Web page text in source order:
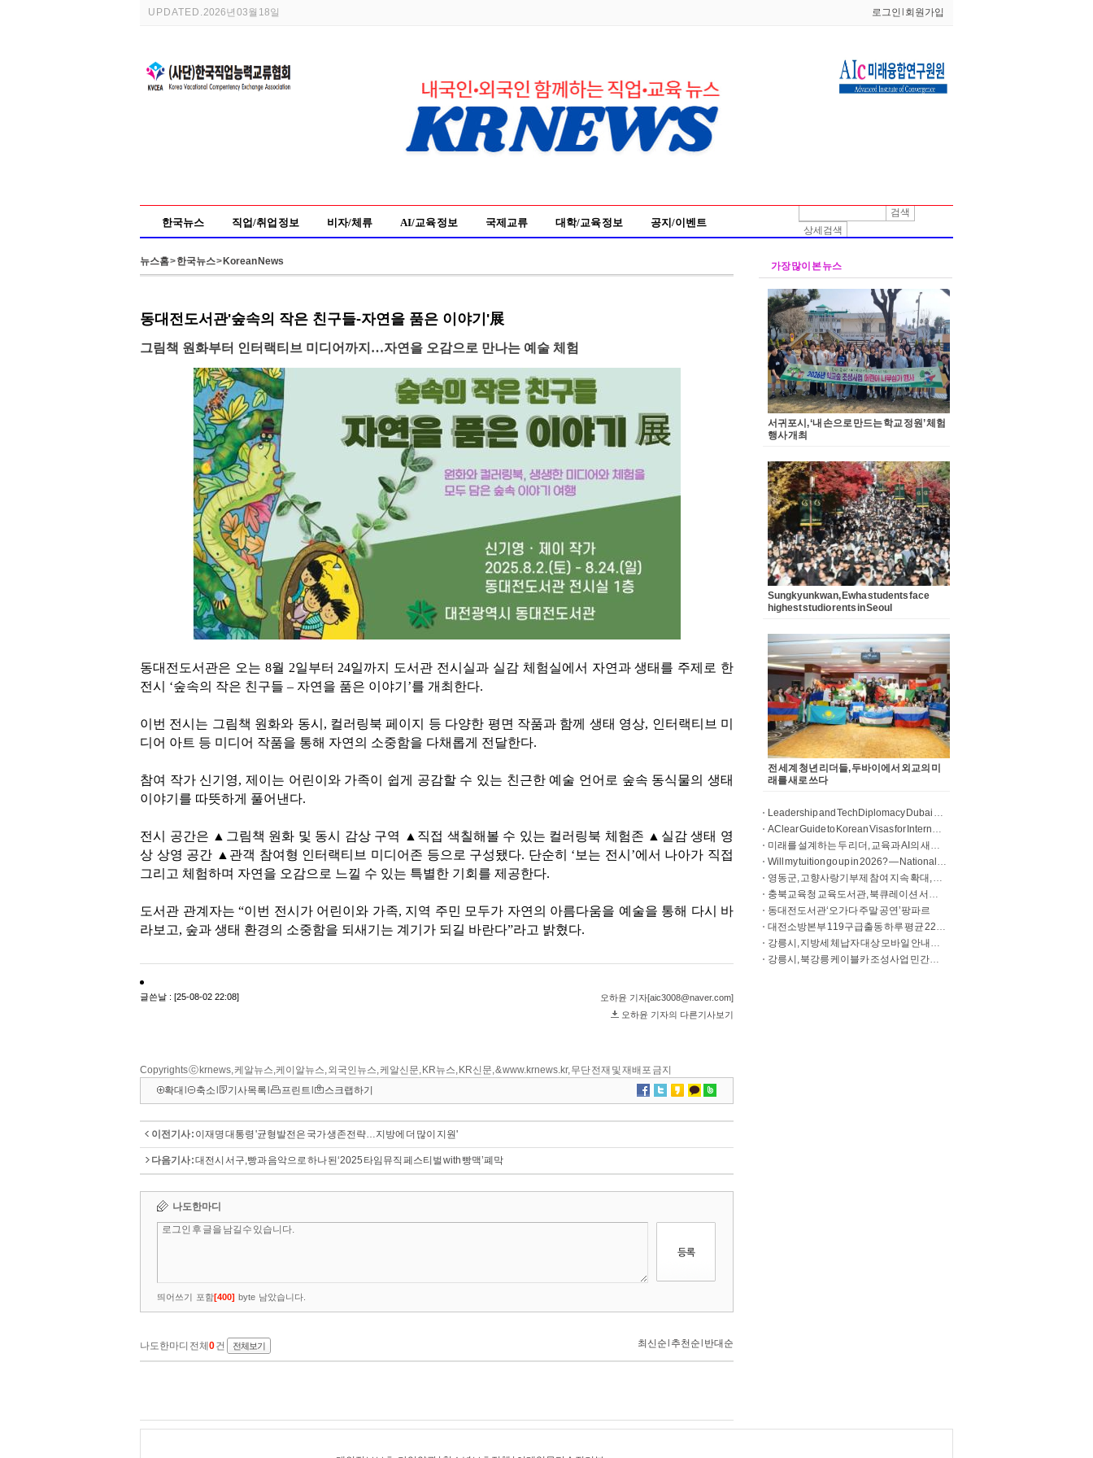
UPDATED.2026년 03월 18일 로그인 회원가입
검색
상세검색
한국뉴스 직업/취업 정보 비자/체류 AI/교육 정보 국제교류 대학/교육 정보 공지/이벤트
뉴스홈>한국뉴스> Korean News
Copyrights ⓒ krnews, 케알뉴스,케이알뉴스, 외국인뉴스, 케알신문, KR뉴스, KR신문, & www.krnews.kr, 무단 전재 및 재배포 금지
확대
축소 기사목록 프린트 스크랩하기
이전기사 : 이재명 대통령 '균형발전은 국가 생존전략…지방에 더 많이 지원'
다음기사 :대전시 서구,빵과 음악으로 하나 된‘2025 타임뮤직 페스티벌 with 빵맥’폐막
가장 많이 본 뉴스
서귀포시, ‘내 손으로 만드는 학교 정원’ 체험
행사 개최
Sungkyunkwan, Ewha students face
highest studio rents in Seoul
전 세계 청년 리더들, 두바이에서 외교의 미
래를 새로 쓰다
Leadership and TechDiplomacy Dubai Summit 2026
A Clear Guide to Korean Visas for International Students
미래를 설계하는 두 리더, 교육과 AI의 새로운 지평을 열다
Will my tuition go up in 2026? — National universities Source: Will my tuition go up in 2026?
영동군, 고향사랑기부제 참여 지속 확대, 기부 건수 증가 속 제도 안정화
충북교육청 교육도서관, 북큐레이션 서비스 확대 운영
동대전도서관‘오가다 주말 공연’팡파르
대전소방본부 119구급출동 하루 평균 220건, 6분마다 현장으로
강릉시, 지방세 체납자 대상 모바일 안내문 발송
강릉시, 북강릉 케이블카 조성사업 민간사업자 공모